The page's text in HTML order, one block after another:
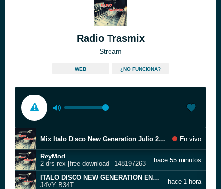
Radio Trasmix
Stream
WEB ¿NO FUNCIONA?
Mix Italo Disco New Generation Julio 2021 En vivo
ReyMod
2 drs rex [free download]_148197263
hace 55 minutos
ITALO DISCO NEW GENERATION ENERO 2023
J4VY B34T
hace 1 hora